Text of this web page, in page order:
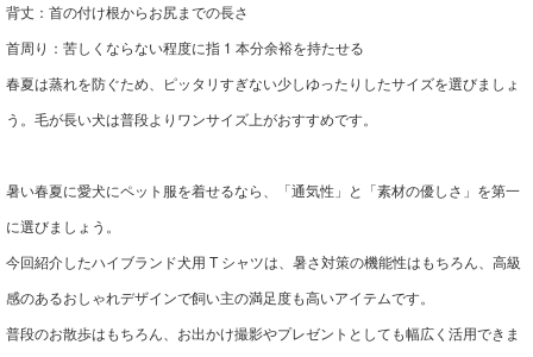
背丈：首の付け根からお尻までの長さ
首周り：苦しくならない程度に指 1 本分余裕を持たせる
春夏は蒸れを防ぐため、ピッタリすぎない少しゆったりしたサイズを選びましょ
う。毛が長い犬は普段よりワンサイズ上がおすすめです。
暑い春夏に愛犬にペット服を着せるなら、「通気性」と「素材の優しさ」を第一
に選びましょう。
今回紹介したハイブランド犬用 T シャツは、暑さ対策の機能性はもちろん、高級
感のあるおしゃれデザインで飼い主の満足度も高いアイテムです。
普段のお散歩はもちろん、お出かけ撮影やプレゼントとしても幅広く活用できま